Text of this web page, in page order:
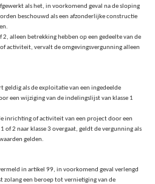
als het, in voorkomend geval na de sloping
beschouwd als een afzonderlijke constructie
2, alleen betrekking hebben op een gedeelte van de
activiteit, vervalt de omgevingsvergunning alleen
als de exploitatie van een ingedeelde
een wijziging van de indelingslijst van klasse 1
inrichting of activiteit van een project door een
of 2 naar klasse 3 overgaat, geldt de vergunning als
gelden.
in artikel 99, in voorkomend geval verlengd
zolang een beroep tot vernietiging van de